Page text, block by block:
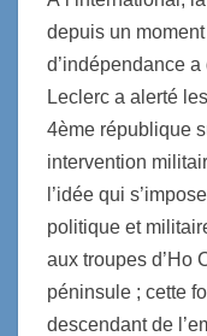
depuis un
d’indépendance
Leclerc a alerté
4ème république
intervention
l’idée qui
politique et
aux troupes d’Ho
péninsule ; cette
descendant de